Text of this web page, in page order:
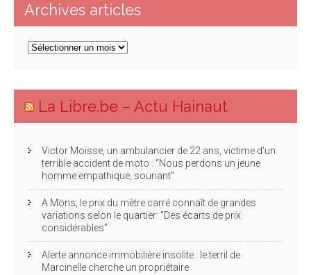
Archives articles
Archives
La Libre.be – Actu Hainaut
Victor Moisse, un ambulancier de 22 ans, victime d'un
terrible accident de moto : “Nous perdons un jeune
homme empathique, souriant”
A Mons, le prix du mètre carré connaît de grandes
variations selon le quartier: "Des écarts de prix
considérables"
Alerte annonce immobilière insolite : le terril de
Marcinelle cherche un propriétaire